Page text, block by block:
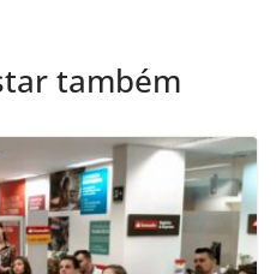
também